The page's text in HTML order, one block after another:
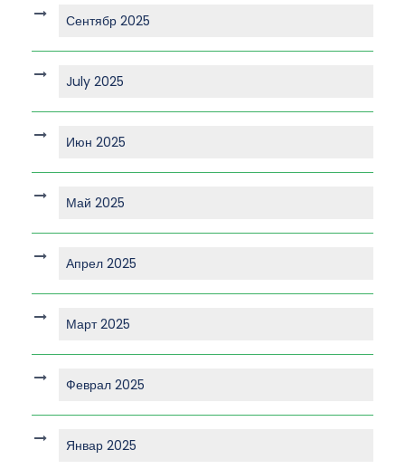
Сентябр 2025
July 2025
Июн 2025
Май 2025
Апрел 2025
Март 2025
Феврал 2025
Январ 2025